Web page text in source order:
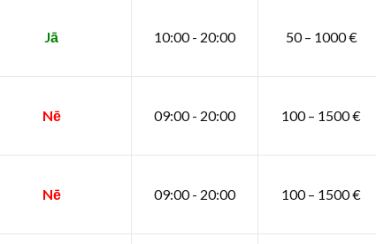
Jā 10:00 - 20:00 50 – 1000 €
Nē 09:00 - 20:00 100 – 1500 €
Nē 09:00 - 20:00 100 – 1500 €